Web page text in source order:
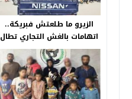
الزيرو ما طلعتش فبريكة..
اتهامات بالغش التجاري تطال
«HA Auto التجمع».. شكوى
شراء سيارة بـ3 ملايين جنيه
تفجّر الأزمة